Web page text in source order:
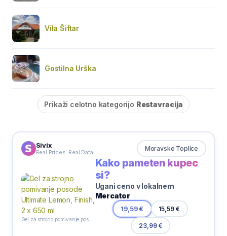
Vila Šiftar
Gostilna Urška
Prikaži celotno kategorijo Restavracija
Sivix
Real Prices. Real Data Moravske Toplice
Gel za strojno pomivanje posode Ultimate Lemon, Finish, 2 x 650 ml
Kako pameten kupec
si?
Ugani ceno v lokalnem
Mercator
19,59 € 15,59 €
23,99 €